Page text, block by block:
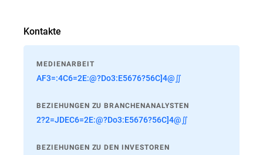
Kontakte
MEDIENARBEIT
AF3=:4C6=2E:@?Do3:E5676?56C]4@∬
BEZIEHUNGEN ZU BRANCHENANALYSTEN
2?2=JDEC6=2E:@?Do3:E5676?56C]4@∬
BEZIEHUNGEN ZU DEN INVESTOREN